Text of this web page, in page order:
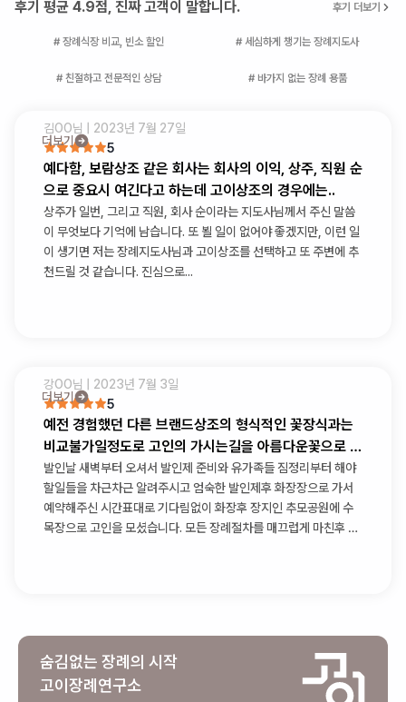
후기 평균 4.9점, 진짜 고객이 말합니다. 후기 더보기
# 장례식장 비교, 빈소 할인 # 세심하게 챙기는 장례지도사
# 친절하고 전문적인 상담 # 바가지 없는 장례 용품
더보기
김OO님 | 2023년 7월 27일
5
예다함, 보람상조 같은 회사는 회사의 이익, 상주, 직원 순
으로 중요시 여긴다고 하는데 고이상조의 경우에는..
상주가 일번, 그리고 직원, 회사 순이라는 지도사님께서 주신 말씀
이 무엇보다 기억에 남습니다. 또 뵐 일이 없어야 좋겠지만, 이런 일
이 생기면 저는 장례지도사님과 고이상조를 선택하고 또 주변에 추
천드릴 것 같습니다. 진심으로...
더보기
강OO님 | 2023년 7월 3일
5
예전 경험했던 다른 브랜드상조의 형식적인 꽃장식과는
비교불가일정도로 고인의 가시는길을 아름다운꽃으로 가
득채워주셨습니다
발인날 새벽부터 오셔서 발인제 준비와 유가족들 짐정리부터 해야
할일들을 차근차근 알려주시고 엄숙한 발인제후 화장장으로 가서
예약해주신 시간표대로 기다림없이 화장후 장지인 추모공원에 수
목장으로 고인을 모셨습니다. 모든 장례절차를 매끄럽게 마친후 다
숨김없는 장례의 시작
고이장례연구소